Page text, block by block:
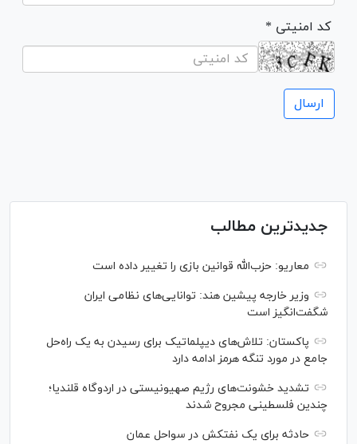
* کد امنیتی
جدیدترین مطالب
معاریو: حزب‌الله قوانین بازی را تغییر داده است
وزیر خارجه پیشین هند: توانایی‌های نظامی ایران
شگفت‌انگیز است
پاکستان: تلاش‌های دیپلماتیک برای رسیدن به یک راه‌حل
جامع در مورد تنگه هرمز ادامه دارد
تشدید خشونت‌های رژیم صهیونیستی در اردوگاه قلندیا؛
چندین فلسطینی مجروح شدند
حادثه برای یک نفتکش در سواحل عمان